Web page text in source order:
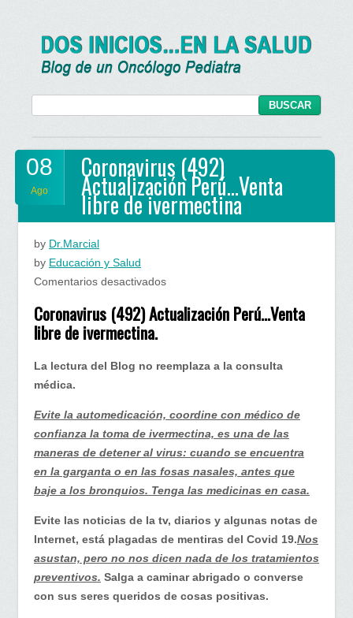
08
Ago
Coronavirus (492)
Actualización Perú…Venta
libre de ivermectina
by Dr.Marcial
by Educación y Salud
Comentarios desactivadosen
(492)
Venta
de
ivermectina
Coronavirus (492) Actualización Perú…Venta
libre de ivermectina.
La lectura del Blog no reemplaza a la consulta
médica.
Evite la automedicación, coordine con médico de
confianza la toma de ivermectina, es una de las
maneras de detener al virus: cuando se encuentra
en la garganta o en las fosas nasales, antes que
baje a los bronquios. Tenga las medicinas en casa.
Evite las noticias de la tv, diarios y algunas notas de
Internet, está plagadas de mentiras del Covid 19.Nos
asustan, pero no nos dicen nada de los tratamientos
preventivos. Salga a caminar abrigado o converse
con sus seres queridos de cosas positivas.